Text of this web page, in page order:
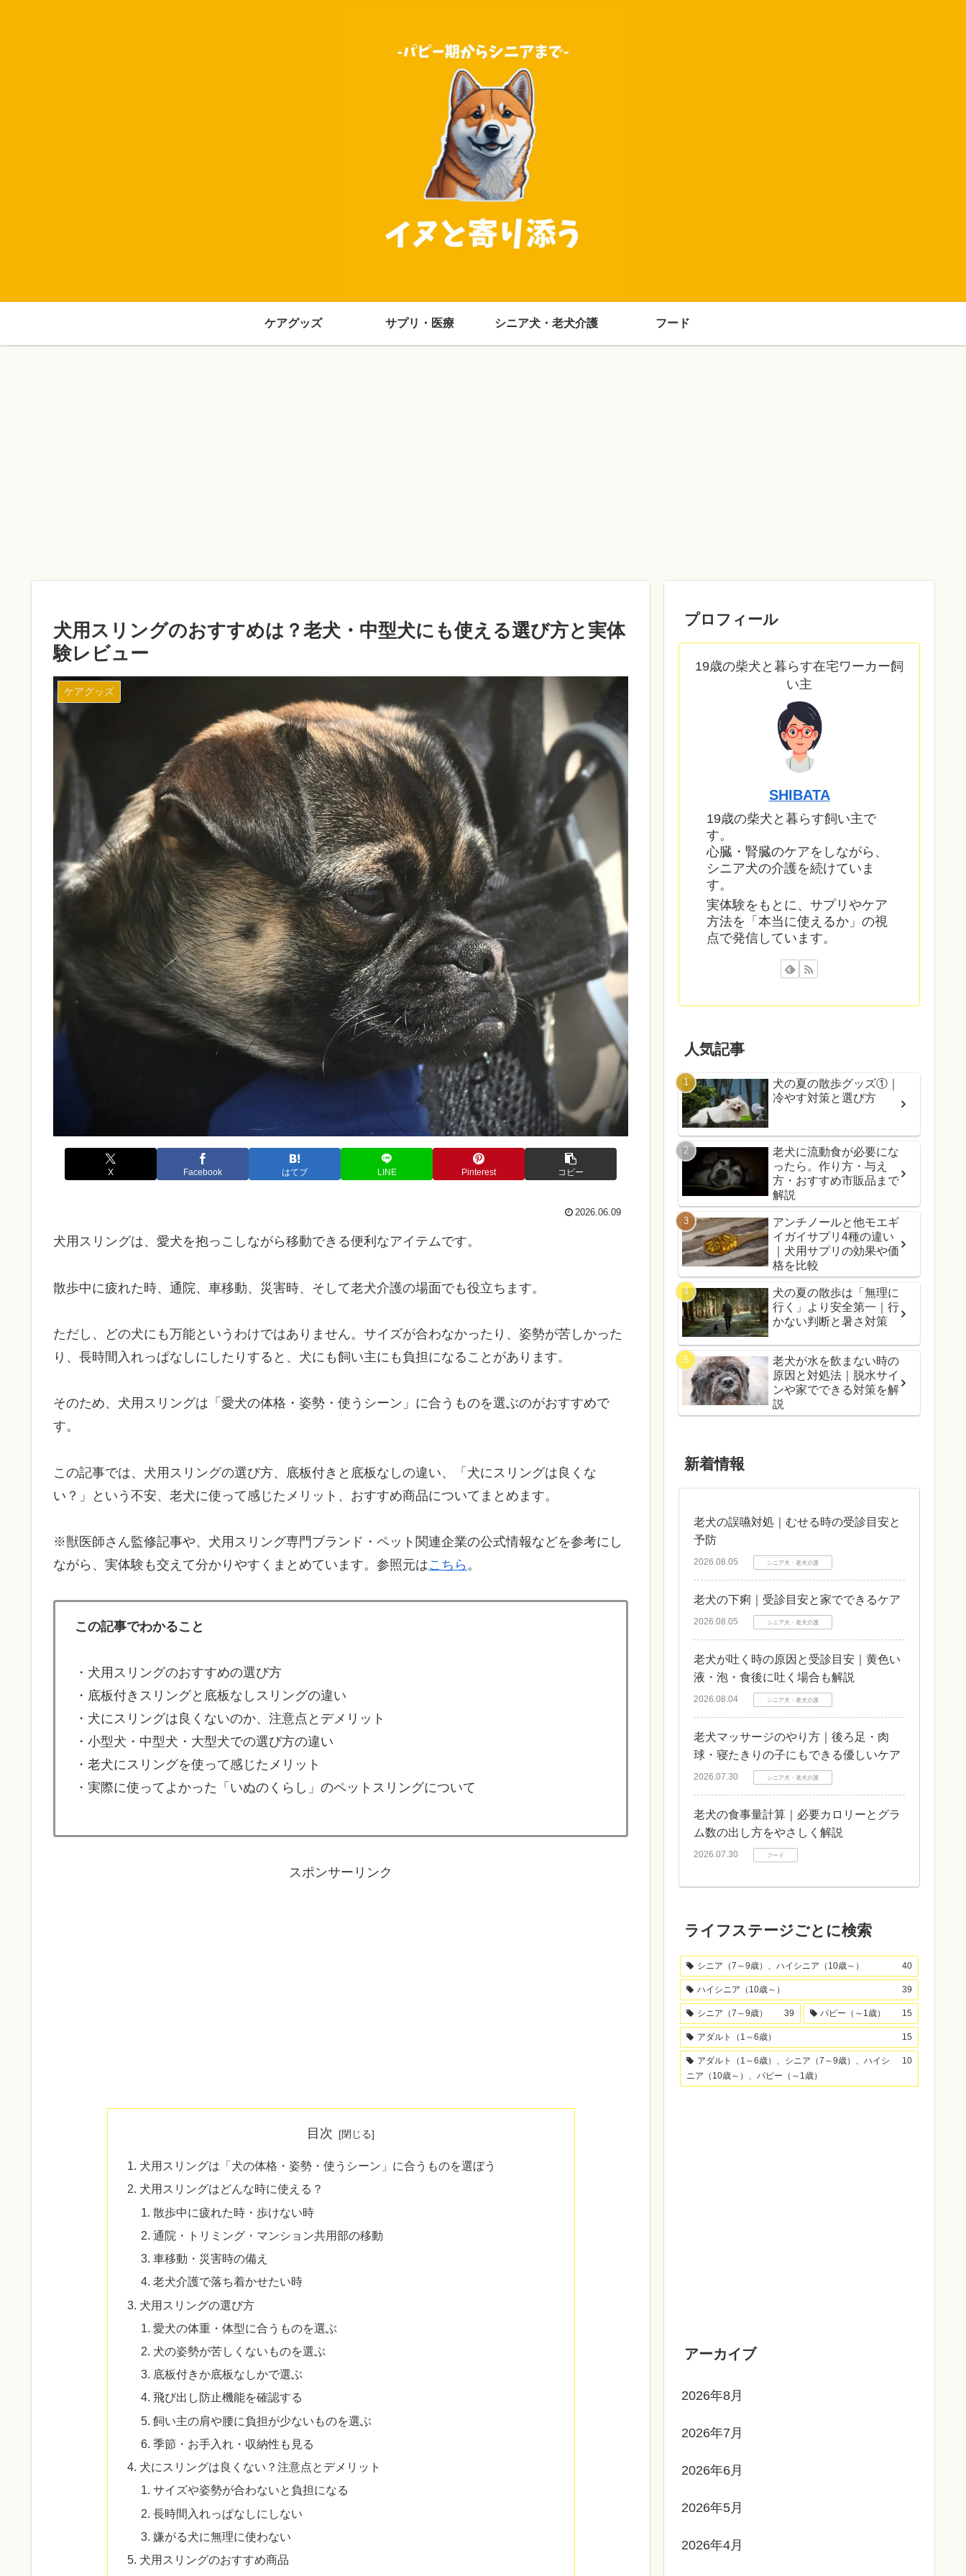
ケアグッズ サプリ・医療 シニア犬・老犬介護 フード
犬用スリングのおすすめは？老犬・中型犬にも使える選び方と実体
験レビュー
ケアグッズ
X Facebook はてブ LINE Pinterest コピー
2026.06.09
犬用スリングは、愛犬を抱っこしながら移動できる便利なアイテムです。
散歩中に疲れた時、通院、車移動、災害時、そして老犬介護の場面でも役立ちます。
ただし、どの犬にも万能というわけではありません。サイズが合わなかったり、姿勢が苦しかった
り、長時間入れっぱなしにしたりすると、犬にも飼い主にも負担になることがあります。
そのため、犬用スリングは「愛犬の体格・姿勢・使うシーン」に合うものを選ぶのがおすすめで
す。
この記事では、犬用スリングの選び方、底板付きと底板なしの違い、「犬にスリングは良くな
い？」という不安、老犬に使って感じたメリット、おすすめ商品についてまとめます。
※獣医師さん監修記事や、犬用スリング専門ブランド・ペット関連企業の公式情報などを参考にし
ながら、実体験も交えて分かりやすくまとめています。参照元はこちら 。
この記事でわかること
・犬用スリングのおすすめの選び方
・底板付きスリングと底板なしスリングの違い
・犬にスリングは良くないのか、注意点とデメリット
・小型犬・中型犬・大型犬での選び方の違い
・老犬にスリングを使って感じたメリット
・実際に使ってよかった「いぬのくらし」のペットスリングについて
スポンサーリンク
目次
犬用スリングは「犬の体格・姿勢・使うシーン」に合うものを選ぼう
犬用スリングはどんな時に使える？
散歩中に疲れた時・歩けない時
通院・トリミング・マンション共用部の移動
車移動・災害時の備え
老犬介護で落ち着かせたい時
犬用スリングの選び方
愛犬の体重・体型に合うものを選ぶ
犬の姿勢が苦しくないものを選ぶ
底板付きか底板なしかで選ぶ
飛び出し防止機能を確認する
飼い主の肩や腰に負担が少ないものを選ぶ
季節・お手入れ・収納性も見る
犬にスリングは良くない？注意点とデメリット
サイズや姿勢が合わないと負担になる
長時間入れっぱなしにしない
嫌がる犬に無理に使わない
犬用スリングのおすすめ商品
プロフィール
19歳の柴犬と暮らす在宅ワーカー飼
い主
SHIBATA
19歳の柴犬と暮らす飼い主で
す。
心臓・腎臓のケアをしながら、
シニア犬の介護を続けていま
す。
実体験をもとに、サプリやケア
方法を「本当に使えるか」の視
点で発信しています。
人気記事
犬の夏の散歩グッズ①｜
冷やす対策と選び方
老犬に流動食が必要にな
ったら。作り方・与え
方・おすすめ市販品まで
解説
アンチノールと他モエギ
イガイサプリ4種の違い
｜犬用サプリの効果や価
格を比較
犬の夏の散歩は「無理に
行く」より安全第一｜行
かない判断と暑さ対策
老犬が水を飲まない時の
原因と対処法｜脱水サイ
ンや家でできる対策を解
説
新着情報
老犬の誤嚥対処｜むせる時の受診目安と
予防
2026.08.05 シニア犬・老犬介護
老犬の下痢｜受診目安と家でできるケア
2026.08.05 シニア犬・老犬介護
老犬が吐く時の原因と受診目安｜黄色い
液・泡・食後に吐く場合も解説
2026.08.04 シニア犬・老犬介護
老犬マッサージのやり方｜後ろ足・肉
球・寝たきりの子にもできる優しいケア
2026.07.30 シニア犬・老犬介護
老犬の食事量計算｜必要カロリーとグラ
ム数の出し方をやさしく解説
2026.07.30 フード
ライフステージごとに検索
シニア（7～9歳）、ハイシニア（10歳～） 40
ハイシニア（10歳～） 39
シニア（7～9歳） 39 パピー（～1歳） 15
アダルト（1～6歳） 15
アダルト（1～6歳）、シニア（7～9歳）、ハイシ
ニア（10歳～）、パピー（～1歳）
10
アーカイブ
2026年8月
2026年7月
2026年6月
2026年5月
2026年4月